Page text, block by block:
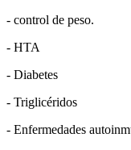
- control de peso.
- HTA
- Diabetes
- Triglicéridos
- Enfermedades